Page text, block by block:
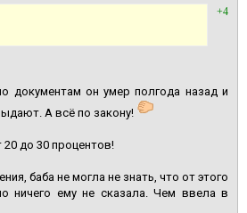
+4
документам он умер полгода назад и
А всё по закону!
20 до 30 процентов!
баба не могла не знать, что от этого
ничего ему не сказала. Чем ввела в